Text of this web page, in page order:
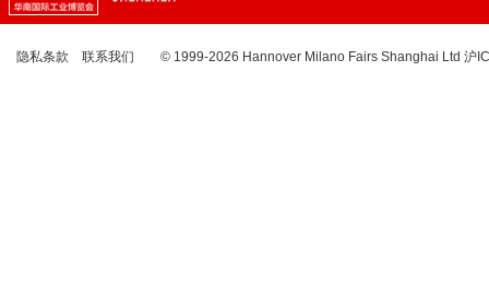
隐私条款 联系我们 © 1999-2026 Hannover Milano Fairs Shanghai Ltd 沪